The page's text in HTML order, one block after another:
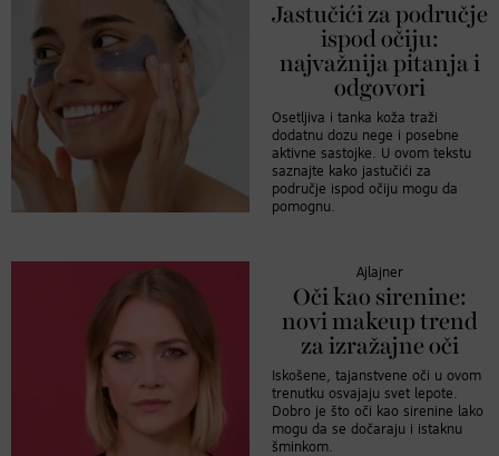
Jastučići za područje
ispod očiju:
najvažnija pitanja i
odgovori
Osetljiva i tanka koža traži
dodatnu dozu nege i posebne
aktivne sastojke. U ovom tekstu
saznajte kako jastučići za
područje ispod očiju mogu da
pomognu.
Ajlajner
Oči kao sirenine:
novi makeup trend
za izražajne oči
Iskošene, tajanstvene oči u ovom
trenutku osvajaju svet lepote.
Dobro je što oči kao sirenine lako
mogu da se dočaraju i istaknu
šminkom.